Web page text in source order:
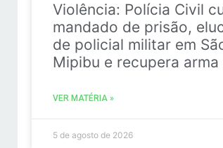
Violência: Polícia Civil
mandado de prisão,
de policial militar em
Mipibu e recupera
VER MATÉRIA »
5 de agosto de 2026